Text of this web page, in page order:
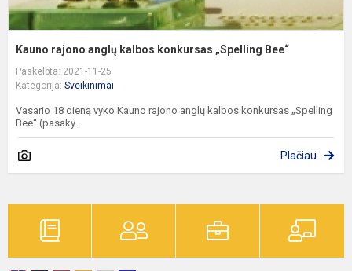
Kauno rajono anglų kalbos konkursas „Spelling Bee“
Paskelbta: 2021-11-25
Kategorija: Sveikinimai
Vasario 18 dieną vyko Kauno rajono anglų kalbos konkursas „Spelling
Bee“ (pasaky...
Plačiau